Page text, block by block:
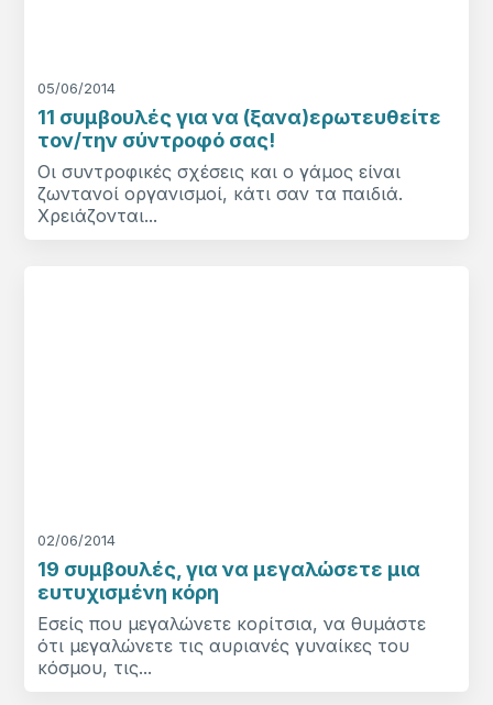
05/06/2014
11 συμβουλές για να (ξανα)ερωτευθείτε
τον/την σύντροφό σας!
Οι συντροφικές σχέσεις και ο γάμος είναι
ζωντανοί οργανισμοί, κάτι σαν τα παιδιά.
Χρειάζονται...
02/06/2014
19 συμβουλές, για να μεγαλώσετε μια
ευτυχισμένη κόρη
Εσείς που μεγαλώνετε κορίτσια, να θυμάστε
ότι μεγαλώνετε τις αυριανές γυναίκες του
κόσμου, τις...